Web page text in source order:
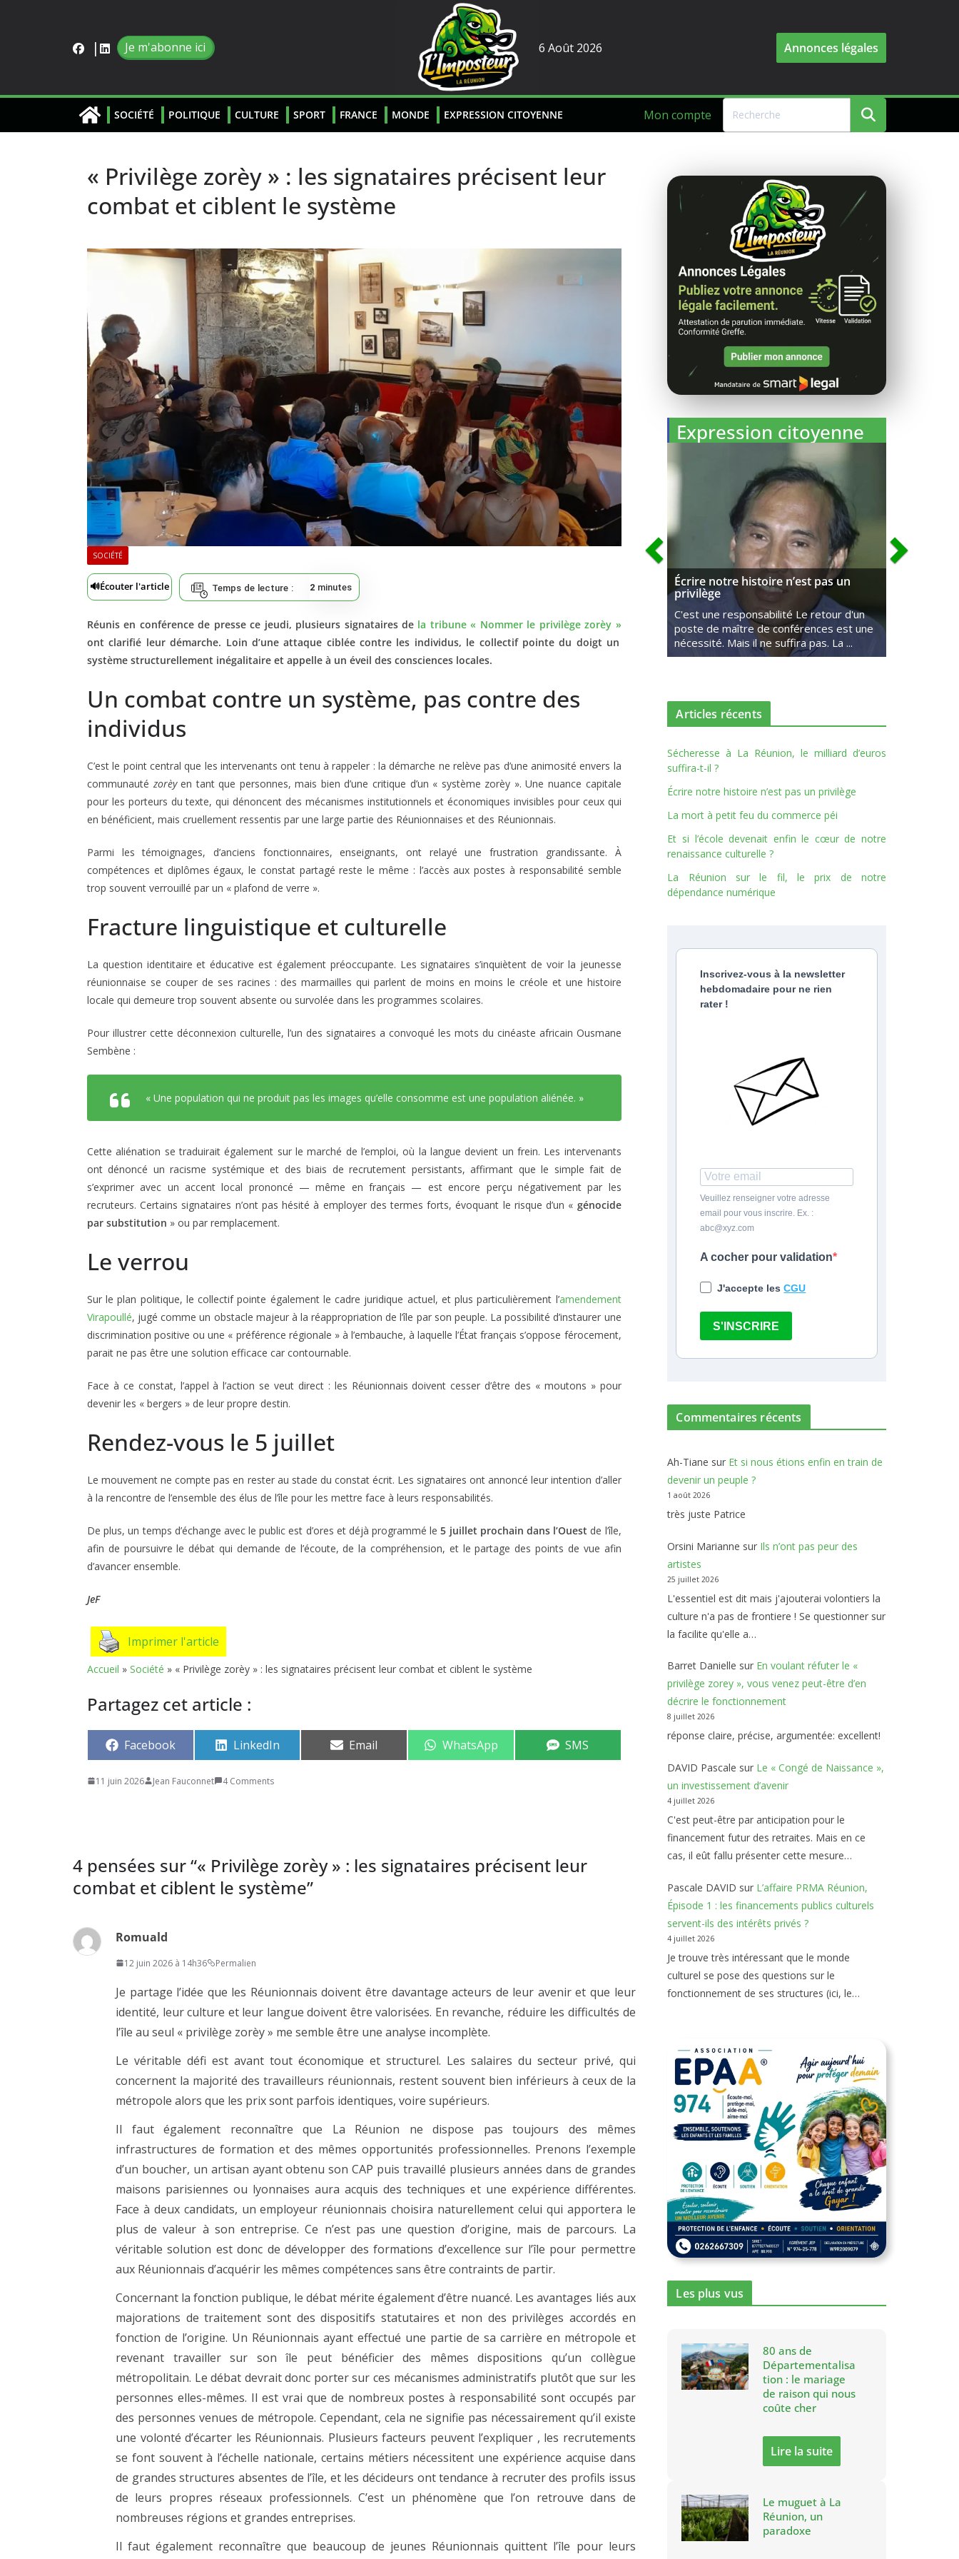
Je m'abonne ici 6 Août 2026 Annonces légales
SOCIÉTÉ POLITIQUE CULTURE SPORT FRANCE MONDE EXPRESSION CITOYENNE Mon compte
« Privilège zorèy » : les signataires précisent leur
combat et ciblent le système
SOCIÉTÉ
🔊Écouter l'article Temps de lecture : 2 minutes
Réunis en conférence de presse ce jeudi, plusieurs signataires de la tribune « Nommer le privilège zorèy »
ont clarifié leur démarche. Loin d’une attaque ciblée contre les individus, le collectif pointe du doigt un
système structurellement inégalitaire et appelle à un éveil des consciences locales.
Un combat contre un système, pas contre des
individus
C’est le point central que les intervenants ont tenu à rappeler : la démarche ne relève pas d’une animosité envers la
communauté zorèyen tant que personnes, mais bien d’une critique d’un « système zorèy ». Une nuance capitale
pour les porteurs du texte, qui dénoncent des mécanismes institutionnels et économiques invisibles pour ceux qui
en bénéficient, mais cruellement ressentis par une large partie des Réunionnaises et des Réunionnais.
Parmi les témoignages, d’anciens fonctionnaires, enseignants, ont relayé une frustration grandissante. À
compétences et diplômes égaux, le constat partagé reste le même : l’accès aux postes à responsabilité semble
trop souvent verrouillé par un « plafond de verre ».
Fracture linguistique et culturelle
La question identitaire et éducative est également préoccupante. Les signataires s’inquiètent de voir la jeunesse
réunionnaise se couper de ses racines : des marmailles qui parlent de moins en moins le créole et une histoire
locale qui demeure trop souvent absente ou survolée dans les programmes scolaires.
Pour illustrer cette déconnexion culturelle, l’un des signataires a convoqué les mots du cinéaste africain Ousmane
Sembène :
« Une population qui ne produit pas les images qu’elle consomme est une population aliénée. »
Cette aliénation se traduirait également sur le marché de l’emploi, où la langue devient un frein. Les intervenants
ont dénoncé un racisme systémique et des biais de recrutement persistants, affirmant que le simple fait de
s’exprimer avec un accent local prononcé — même en français — est encore perçu négativement par les
recruteurs. Certains signataires n’ont pas hésité à employer des termes forts, évoquant le risque d’un « génocide
par substitution » ou par remplacement.
Le verrou
Sur le plan politique, le collectif pointe également le cadre juridique actuel, et plus particulièrement l’amendement
Virapoullé, jugé comme un obstacle majeur à la réappropriation de l’île par son peuple. La possibilité d’instaurer une
discrimination positive ou une « préférence régionale » à l’embauche, à laquelle l’État français s’oppose férocement,
parait ne pas être une solution efficace car contournable.
Face à ce constat, l’appel à l’action se veut direct : les Réunionnais doivent cesser d’être des « moutons » pour
devenir les « bergers » de leur propre destin.
Rendez-vous le 5 juillet
Le mouvement ne compte pas en rester au stade du constat écrit. Les signataires ont annoncé leur intention d’aller
à la rencontre de l’ensemble des élus de l’île pour les mettre face à leurs responsabilités.
De plus, un temps d’échange avec le public est d’ores et déjà programmé le5 juillet prochain dans l’Ouest de l’île,
afin de poursuivre le débat qui demande de l’écoute, de la compréhension, et le partage des points de vue afin
d’avancer ensemble.
JeF
Imprimer l'article
Accueil » Société » « Privilège zorèy » : les signataires précisent leur combat et ciblent le système
Partagez cet article :
Share
Facebook Share
LinkedIn Share
Email Share
WhatsApp Share
SMS
11 juin 2026 Jean Fauconnet 4 Comments
4 pensées sur “« Privilège zorèy » : les signataires précisent leur
combat et ciblent le système”
Romuald
12 juin 2026 à 14h36 Permalien
Je partage l’idée que les Réunionnais doivent être davantage acteurs de leur avenir et que leur
identité, leur culture et leur langue doivent être valorisées. En revanche, réduire les difficultés de
l’île au seul « privilège zorèy » me semble être une analyse incomplète.
Le véritable défi est avant tout économique et structurel. Les salaires du secteur privé, qui
concernent la majorité des travailleurs réunionnais, restent souvent bien inférieurs à ceux de la
métropole alors que les prix sont parfois identiques, voire supérieurs.
Il faut également reconnaître que La Réunion ne dispose pas toujours des mêmes
infrastructures de formation et des mêmes opportunités professionnelles. Prenons l’exemple
d’un boucher, un artisan ayant obtenu son CAP puis travaillé plusieurs années dans de grandes
maisons parisiennes ou lyonnaises aura acquis des techniques et une expérience différentes.
Face à deux candidats, un employeur réunionnais choisira naturellement celui qui apportera le
plus de valeur à son entreprise. Ce n’est pas une question d’origine, mais de parcours. La
véritable solution est donc de développer des formations d’excellence sur l’île pour permettre
aux Réunionnais d’acquérir les mêmes compétences sans être contraints de partir.
Concernant la fonction publique, le débat mérite également d’être nuancé. Les avantages liés aux
majorations de traitement sont des dispositifs statutaires et non des privilèges accordés en
fonction de l’origine. Un Réunionnais ayant effectué une partie de sa carrière en métropole et
revenant travailler sur son île peut bénéficier des mêmes dispositions qu’un collègue
métropolitain. Le débat devrait donc porter sur ces mécanismes administratifs plutôt que sur les
personnes elles-mêmes. Il est vrai que de nombreux postes à responsabilité sont occupés par
des personnes venues de métropole. Cependant, cela ne signifie pas nécessairement qu’il existe
une volonté d’écarter les Réunionnais. Plusieurs facteurs peuvent l’expliquer , les recrutements
se font souvent à l’échelle nationale, certains métiers nécessitent une expérience acquise dans
de grandes structures absentes de l’île, et les décideurs ont tendance à recruter des profils issus
de leurs propres réseaux professionnels. C’est un phénomène que l’on retrouve dans de
nombreuses régions et grandes entreprises.
Il faut également reconnaître que beaucoup de jeunes Réunionnais quittent l’île pour leurs
Expression citoyenne
Écrire notre histoire n’est pas un
privilège
C'est une responsabilité Le retour d'un
poste de maître de conférences est une
nécessité. Mais il ne suffira pas. La ...
Articles récents
Sécheresse à La Réunion, le milliard d’euros
suffira-t-il ?
Écrire notre histoire n’est pas un privilège
La mort à petit feu du commerce péi
Et si l’école devenait enfin le cœur de notre
renaissance culturelle ?
La Réunion sur le fil, le prix de notre
dépendance numérique
Inscrivez-vous à la newsletter
hebdomadaire pour ne rien
rater !
Veuillez renseigner votre adresse
email pour vous inscrire. Ex. :
abc@xyz.com
A cocher pour validation
J'accepte lesCGU
S'INSCRIRE
Commentaires récents
Ah-Tiane sur Et si nous étions enfin en train de
devenir un peuple ?
1 août 2026
très juste Patrice
Orsini Marianne sur Ils n’ont pas peur des
artistes
25 juillet 2026
L'essentiel est dit mais j'ajouterai volontiers la
culture n'a pas de frontiere ! Se questionner sur
la facilite qu'elle a…
Barret Danielle sur En voulant réfuter le «
privilège zorey », vous venez peut-être d’en
décrire le fonctionnement
8 juillet 2026
réponse claire, précise, argumentée: excellent!
DAVID Pascale sur Le « Congé de Naissance »,
un investissement d’avenir
4 juillet 2026
C'est peut-être par anticipation pour le
financement futur des retraites. Mais en ce
cas, il eût fallu présenter cette mesure…
Pascale DAVID sur L’affaire PRMA Réunion,
Épisode 1 : les financements publics culturels
servent-ils des intérêts privés ?
4 juillet 2026
Je trouve très intéressant que le monde
culturel se pose des questions sur le
fonctionnement de ses structures (ici, le…
Les plus vus
80 ans de
Départementalisa
tion : le mariage
de raison qui nous
coûte cher
Lire la suite
Le muguet à La
Réunion, un
paradoxe